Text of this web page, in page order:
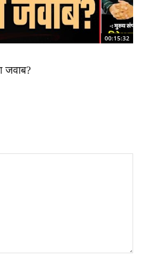
00:15:32
जवाब?